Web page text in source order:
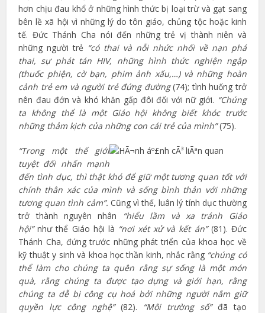
hơn chịu đau khổ ở những hình thức bị loại trừ và gạt sang
bên lề xã hội vì những lý do tôn giáo, chủng tộc hoặc kinh
tế. Đức Thánh Cha nói đến những trẻ vị thành niên và
những người trẻ “có thai và nỗi nhức nhối về nạn phá
thai, sự phát tán HIV, những hình thức nghiện ngập
(thuốc phiện, cờ bạn, phim ảnh xấu,…) và những hoàn
cảnh trẻ em và người trẻ đứng đường(74); tình huống trở
nên đau đớn và khó khăn gấp đôi đối với nữ giới. “Chúng
ta không thể là một Giáo hội không biết khóc trước
những thảm kịch của những con cái trẻ của mình”(75).
“Trong một thế giới
tuyệt đối nhấn mạnh
đến tình dục, thì thật khó để giữ một tương quan tốt với
chính thân xác của mình và sống bình thản với những
tương quan tình cảm”. Cũng vì thế, luân lý tính dục thường
trở thành nguyên nhân
“hiểu lầm và xa tránh Giáo
hội”như thể Giáo hội là “nơi xét xử và kết án”(81). Đức
Thánh Cha, đứng trước những phát triển của khoa học về
kỹ thuật y sinh và khoa học thần kinh, nhắc rằng “chúng có
thể làm cho chúng ta quên rằng sự sống là một món
quà, rằng chúng ta được tạo dựng và giới hạn, rằng
chúng ta dễ bị công cụ hoá bởi những người nắm giữ
quyền lực công nghệ”(82). “Môi trường số” đã tạo